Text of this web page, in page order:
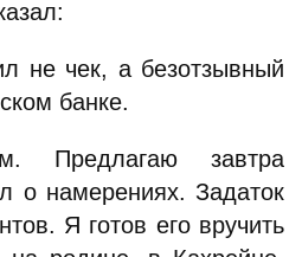
не чек, а безотзывный
банке.
Предлагаю завтра
о намерениях. Задаток
Я готов его вручить